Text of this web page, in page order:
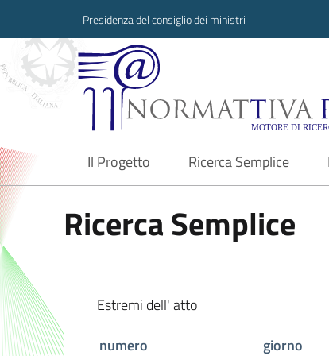
Presidenza del consiglio dei ministri
Normattiva
Il Progetto
current Ricerca Semplice
Ricerca Semplice
Estremi dell' atto
numero
giorno